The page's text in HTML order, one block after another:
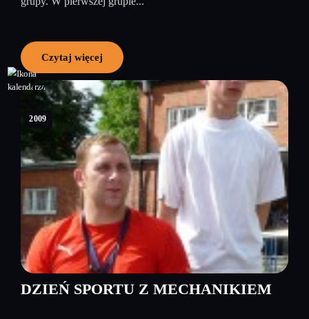
Czytaj więcej
17
czerwiec
2009
DZIEŃ SPORTU Z MECHANIKIEM